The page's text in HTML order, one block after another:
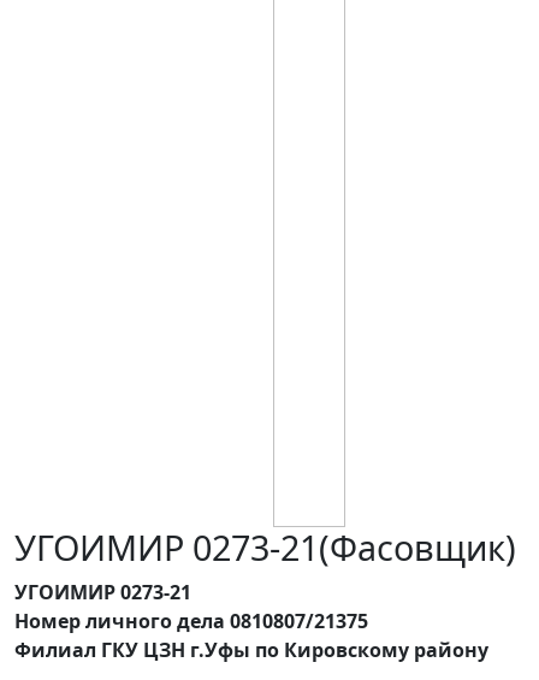
УГОИМИР 0273-21(Фасовщик)
УГОИМИР 0273-21
Номер личного дела 0810807/21375
Филиал ГКУ ЦЗН г.Уфы по Кировскому району